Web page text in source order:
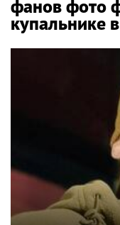
фанов фото
купальнике